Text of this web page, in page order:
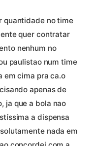
quantidade no time
quer contratar
nenhum no
paulistao num time
em cima pra ca.o
apenas de
ja que a bola nao
a dispensa
nada em